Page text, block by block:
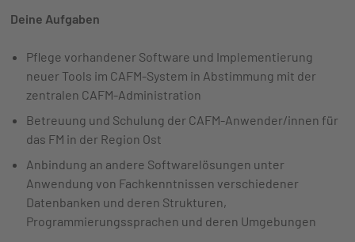
Deine Aufgaben
Pflege vorhandener Software und Implementierung
neuer Tools im CAFM-System in Abstimmung mit der
zentralen CAFM-Administration
Betreuung und Schulung der CAFM-Anwender/innen für
das FM in der Region Ost
Anbindung an andere Softwarelösungen unter
Anwendung von Fachkenntnissen verschiedener
Datenbanken und deren Strukturen,
Programmierungssprachen und deren Umgebungen